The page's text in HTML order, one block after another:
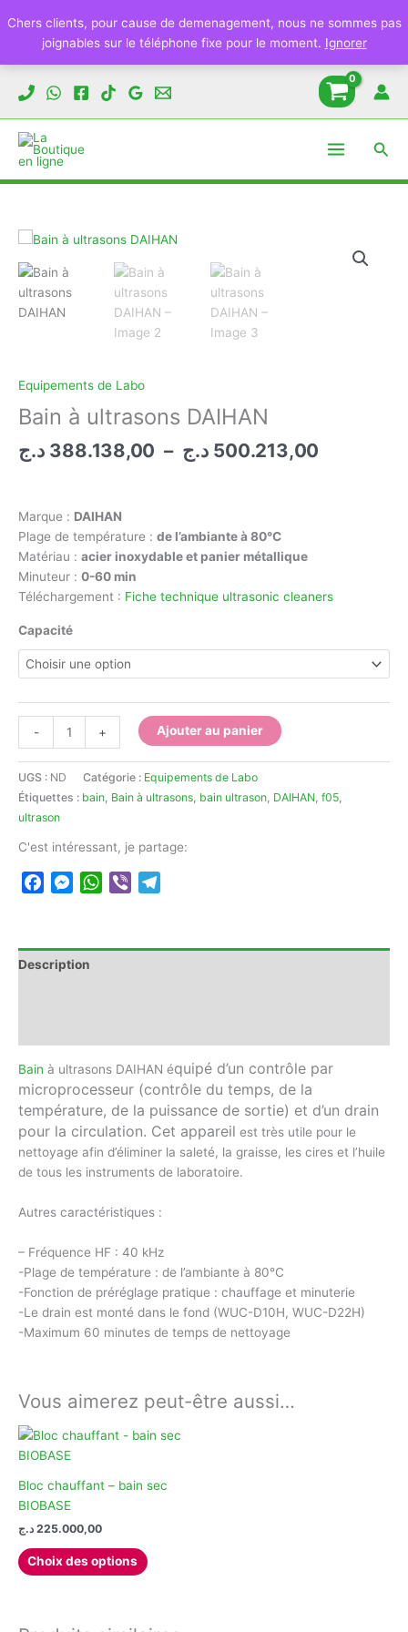
Chers clients, pour cause de demenagement, nous ne sommes pas
joignables sur le téléphone fixe pour le moment. Ignorer
Equipements de Labo
Bain à ultrasons DAIHAN
388.138,00 د.ج – 500.213,00 د.ج
Marque : DAIHAN
Plage de température : de l’ambiante à 80°C
Matériau : acier inoxydable et panier métallique
Minuteur : 0-60 min
Téléchargement : Fiche technique ultrasonic cleaners
Capacité
-
de
Bain
à
ultrasons
DAIHAN
+ Ajouter au panier
UGS : ND Catégorie : Equipements de Labo
Étiquettes : bain Bain à ultrasons bain ultrason DAIHAN f05
ultrason
C'est intéressant, je partage:
FacebookMessenger
WhatsApp
Viber
Description
Bain à ultrasons DAIHAN équipé d’un contrôle par
microprocesseur (contrôle du temps, de la
température, de la puissance de sortie) et d’un drain
pour la circulation. Cet appareil est très utile pour le
nettoyage afin d’éliminer la saleté, la graisse, les cires et l’huile
de tous les instruments de laboratoire.
Autres caractéristiques :
– Fréquence HF : 40 kHz
-Plage de température : de l’ambiante à 80°C
-Fonction de préréglage pratique : chauffage et minuterie
-Le drain est monté dans le fond (WUC-D10H, WUC-D22H)
-Maximum 60 minutes de temps de nettoyage
Vous aimerez peut-être aussi…
Bloc chauffant – bain sec
BIOBASE
225.000,00 د.ج
Choix des options
produit